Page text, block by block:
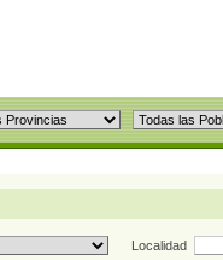
Localidad